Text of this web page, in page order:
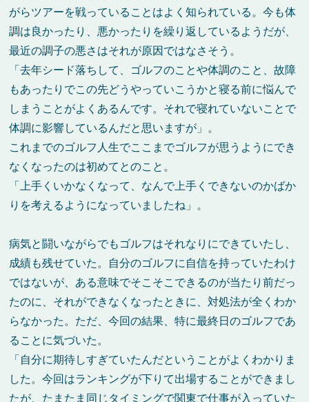
がらツアーを戦っていることはよく知られている。今も体
調は良かったり、悪かったりを繰り返しているようだが、
最近の調子の悪さはそれが原因ではなさそう。
「去年シード落ちして、ゴルフのことや体調のこと、故障
もあったりでこの先どうやっていこうかと寝る前に悩んで
しまうことがよくあるんです。それで寝れていないことで
体調に影響しているんだと思いますが」。
これまでのゴルフ人生でここまでゴルフが思うようにでき
なくなったのは初めてとのこと。
「上手くいかなくなって、なんで上手くできないのかばか
りを考えるようになっていましたね」。
病気と闘いながらでもゴルフはそれなりにできていたし、
成績も残せていた。自分のゴルフに自信を持っていたわけ
ではないが、ある意味でそこそこできるのが当たり前だっ
たのに、それができなくなったときに、対処法が全くわか
らなかった。ただ、今回の結果、特に最終日のゴルフであ
ることに気づいた。
「自分に期待しすぎていたんだということがよくわかりま
した。今回はランキングが下りて出場することができまし
たが、たまたま同じタイミングで関東で仕事が入っていた